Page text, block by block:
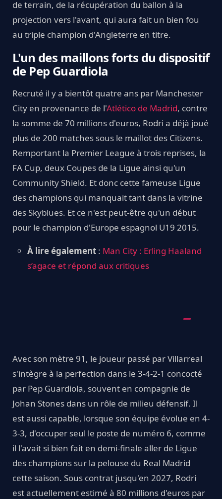
de terrain, de la récupération du ballon à la
projection vers l'avant, qui aura fait un bien fou
au triple champion d'Angleterre en titre.
L'un des maillons forts du dispositif
de Pep Guardiola
Recruté il y a bientôt quatre ans par Manchester
City en provenance de l'Atlético de Madrid, contre
la somme de 70 millions d'euros, Rodri a déjà joué
plus de 200 matches sous le maillot des Citizens.
Remportant la Premier League à trois reprises, la
FA Cup, deux Coupes de la Ligue ainsi qu'un
Community Shield. Et donc cette fameuse Ligue
des champions qui manquait tant dans la vitrine
des Skyblues. Et ce n'est peut-être qu'un début
pour le champion d'Europe espagnol U19 2015.
À lire également : Man City : Erling Haaland
s’agace et répond aux critiques
Avec son mètre 91, le joueur passé par Villarreal
s'intègre à la perfection dans le 3-4-2-1 concocté
par Pep Guardiola, souvent en compagnie de
Johan Stones dans un rôle de milieu défensif. Il
est aussi capable, lorsque son équipe évolue en 4-
3-3, d'occuper seul le poste de numéro 6, comme
il l'avait si bien fait en demi-finale aller de Ligue
des champions sur la pelouse du Real Madrid
cette saison. Sous contrat jusqu'en 2027, Rodri
est actuellement estimé à 80 millions d'euros par